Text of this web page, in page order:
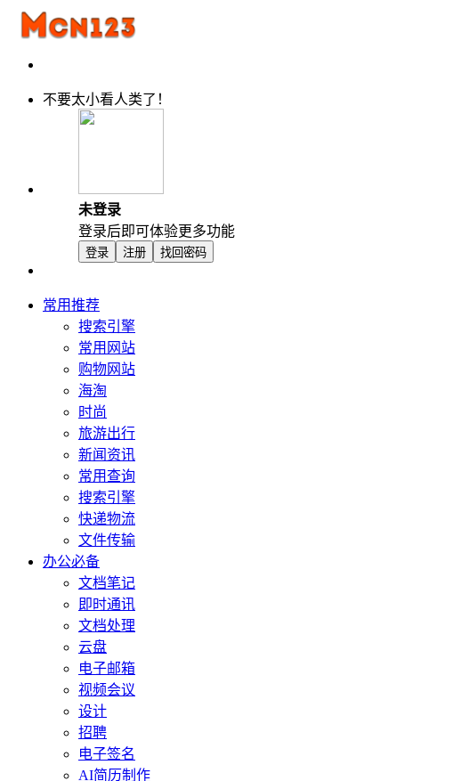
不要太小看人类了！
未登录
登录后即可体验更多功能
登录 注册 找回密码
常用推荐
搜索引擎
常用网站
购物网站
海淘
时尚
旅游出行
新闻资讯
常用查询
搜索引擎
快递物流
文件传输
办公必备
文档笔记
即时通讯
文档处理
云盘
电子邮箱
视频会议
设计
招聘
电子签名
AI简历制作